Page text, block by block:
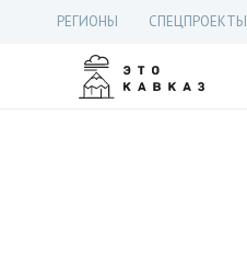
РЕГИОНЫ СПЕЦПРОЕКТЫ